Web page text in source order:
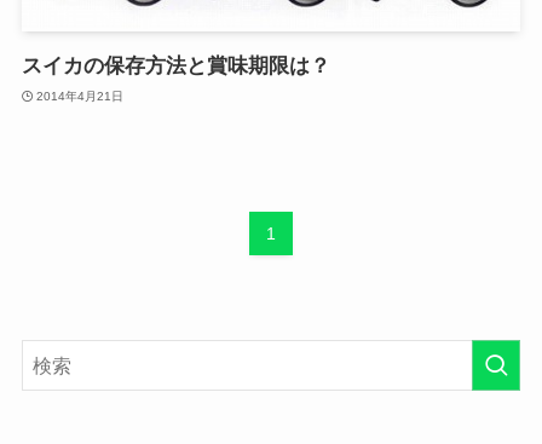
スイカの保存方法と賞味期限は？
2014年4月21日
1